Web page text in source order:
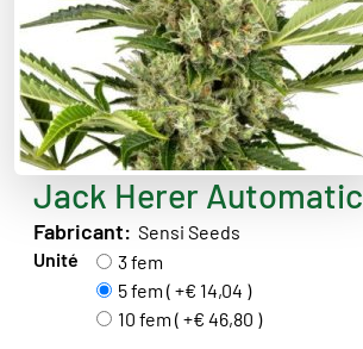
Jack Herer Automatic
Fabricant: Sensi Seeds
Unité
3 fem
5 fem ( +€ 14,04 )
10 fem ( +€ 46,80 )